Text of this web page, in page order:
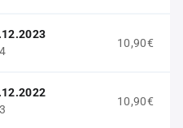
10,90€
10,90€